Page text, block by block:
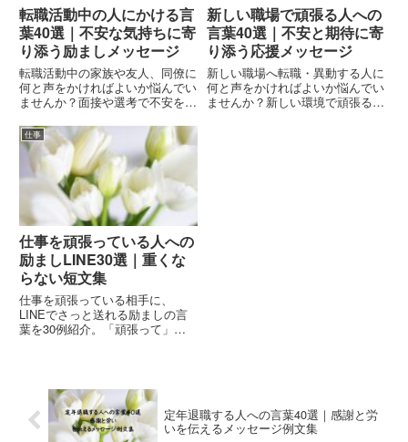
転職活動中の人にかける言
葉40選｜不安な気持ちに寄
り添う励ましメッセージ
転職活動中の家族や友人、同僚に
何と声をかければよいか悩んでい
ませんか？面接や選考で不安を抱
40選をご紹介します。
新しい職場で頑張る人への
言葉40選｜不安と期待に寄
り添う応援メッセージ
新しい職場へ転職・異動する人に
何と声をかければよいか悩んでい
ませんか？新しい環境で頑張る人
仕事
仕事を頑張っている人への
励ましLINE30選｜重くな
らない短文集
仕事を頑張っている相手に、
LINEでさっと送れる励ましの言
葉を30例紹介。「頑張って」以
定年退職する人への言葉40選｜感謝と労
いを伝えるメッセージ例文集